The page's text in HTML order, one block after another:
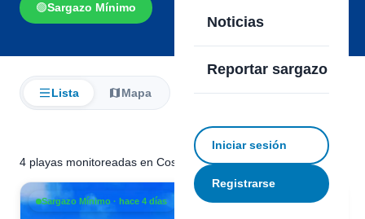
Noticias
Reportar sargazo
Iniciar sesión
Registrarse
🟢Sargazo Mínimo
Lista Mapa Filtrar
4 playas monitoreadas en Costa Mujeres
Sargazo Mínimo · hace 4 días